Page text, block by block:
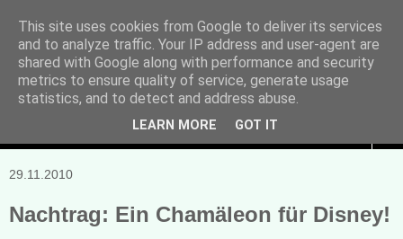
Manuela Sonntag
Bücher, Blogs & mehr
29.11.2010
Nachtrag: Ein Chamäleon für Disney!
This site uses cookies from Google to deliver its services
and to analyze traffic. Your IP address and user-agent are
shared with Google along with performance and security
metrics to ensure quality of service, generate usage
statistics, and to detect and address abuse.
LEARN MORE GOT IT